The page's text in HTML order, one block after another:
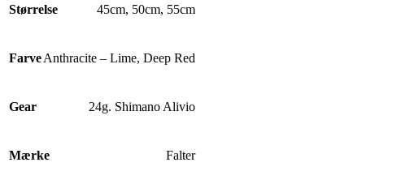
Størrelse 45cm, 50cm, 55cm
FarveAnthracite – Lime, Deep Red
Gear 24g. Shimano Alivio
Mærke Falter